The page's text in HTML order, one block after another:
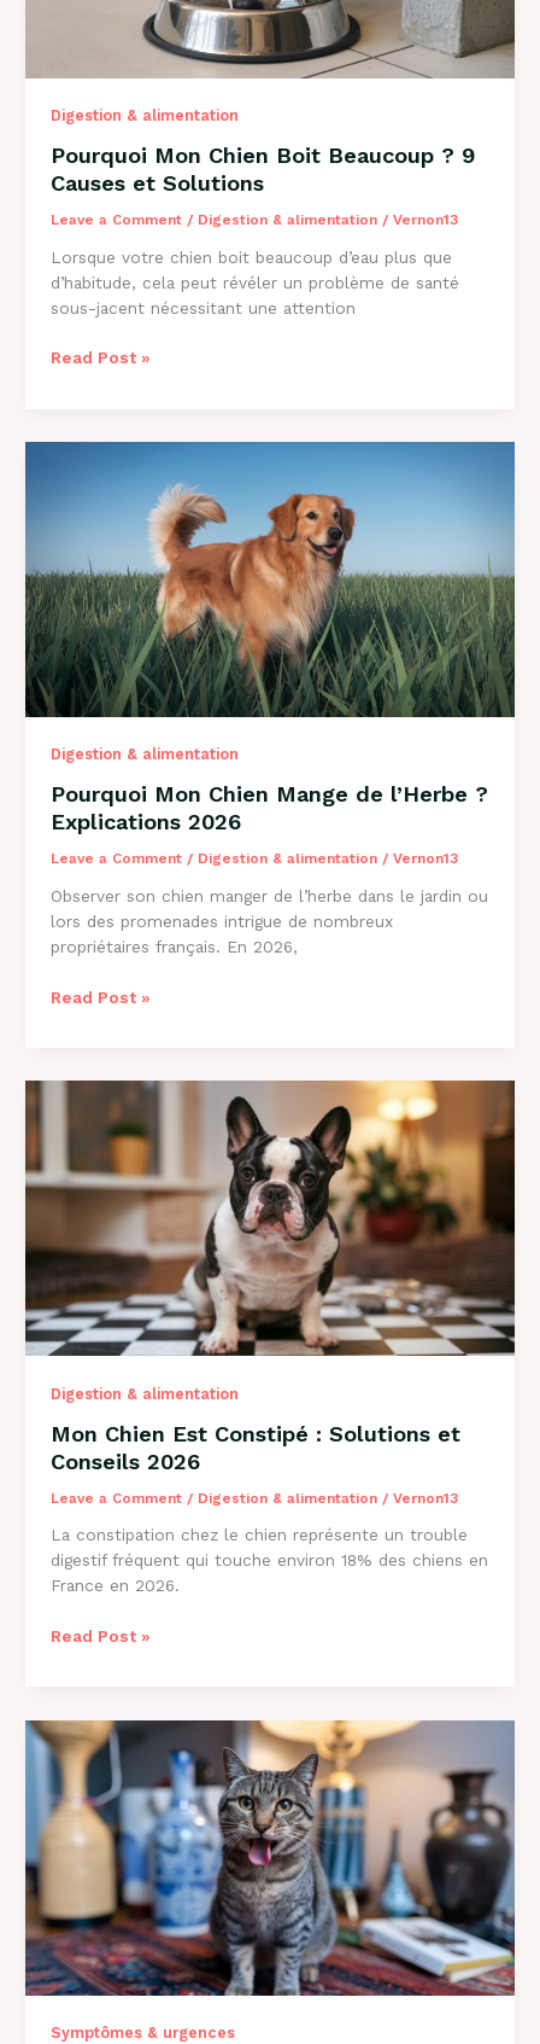
Digestion & alimentation
Pourquoi Mon Chien Boit Beaucoup ? 9
Causes et Solutions
Leave a Comment / Digestion & alimentation/ Vernon13
Lorsque votre chien boit beaucoup d’eau plus que
d’habitude, cela peut révéler un problème de santé
sous-jacent nécessitant une attention
Pourquoi
Solutions
Read Post »
Digestion & alimentation
Pourquoi Mon Chien Mange de l’Herbe ?
Explications 2026
Leave a Comment / Digestion & alimentation/ Vernon13
Observer son chien manger de l’herbe dans le jardin ou
lors des promenades intrigue de nombreux
propriétaires français. En 2026,
Pourquoi
l’Herbe
Explications
2026
Read Post »
Digestion & alimentation
Mon Chien Est Constipé : Solutions et
Conseils 2026
Leave a Comment / Digestion & alimentation/ Vernon13
La constipation chez le chien représente un trouble
digestif fréquent qui touche environ 18% des chiens en
France en 2026.
Mon
:
Solutions
Conseils
2026
Read Post »
Symptômes & urgences